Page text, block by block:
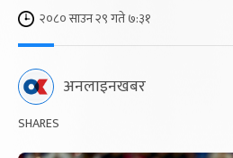
२०८० साउन २९ गते ७:३१
अनलाइनखबर
SHARES